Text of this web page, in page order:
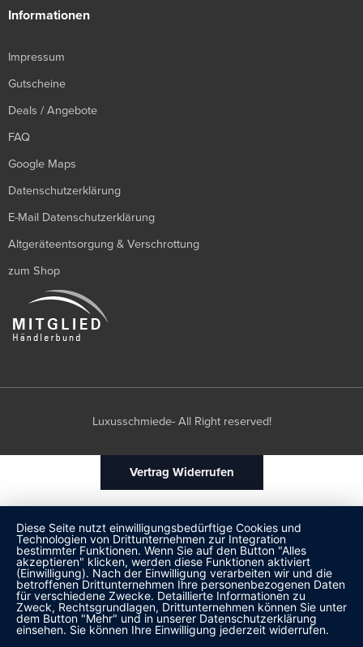
Informationen
Impressum
Gutscheine
Deals / Angebote
FAQ
Google Maps
Datenschutzerklärung
E-Mail Datenschutzerklärung
Altgeräteentsorgung & Verschrottung
zum Shop
Luxusschmiede- All Right reserved!
Vertrag Widerrufen
Diese Seite nutzt einwilligungsbedürftige Cookies und
Technologien von Drittunternehmen zur Integration
bestimmter Funktionen. Wenn Sie auf den Button "Alles
akzeptieren" klicken, werden diese Funktionen aktiviert
(Einwilligung). Nach der Einwilligung verarbeiten wir und die
betroffenen Drittunternehmen Ihre personenbezogenen Daten
für verschiedene Zwecke. Detaillierte Informationen zu
Zweck, Rechtsgrundlagen, Drittunternehmen können Sie unter
dem Button "Mehr" und in unserer Datenschutzerklärung
einsehen. Sie können Ihre Einwilligung jederzeit widerrufen.